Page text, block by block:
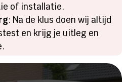
of installatie.
: Na de klus doen wij altijd
en krijg je uitleg en